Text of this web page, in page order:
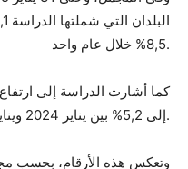
8,5% خلال عام واحد.
إلى 5,2% بين يناير 2024 ويناير 2025.
وتعكس هذه الأرقام، بحسب